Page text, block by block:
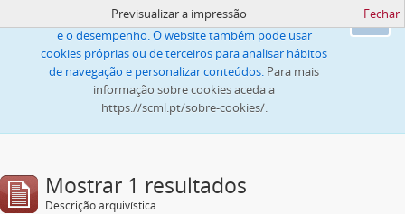
Ok
Este website utiliza cookies para melhorar a navegação
e o desempenho. O website também pode usar
cookies próprias ou de terceiros para analisar hábitos
de navegação e personalizar conteúdos. Para mais
informação sobre cookies aceda a
https://scml.pt/sobre-cookies/.
Previsualizar a impressão Fechar
Mostrar 1 resultados
Descrição arquivística